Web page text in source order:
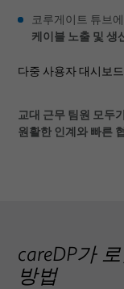
코루게이트 튜브
케이블 노출 및 생
다중 사용자 대시보
교대 근무 팀원 모두
원활한 인계와 빠른
careDP가
방법